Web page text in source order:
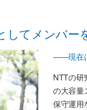
してメンバー
——現在
NTTの研
の大容量
保守運用